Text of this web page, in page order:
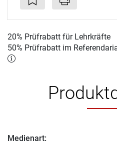
20% Prüfrabatt für Lehrkräfte
50% Prüfrabatt im
Medienart: